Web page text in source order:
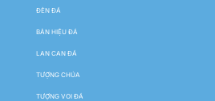
ĐÈN ĐÁ
BẢN HIỆU ĐÁ
LAN CAN ĐÁ
TƯỢNG CHÚA
TƯỢNG VOI ĐÁ